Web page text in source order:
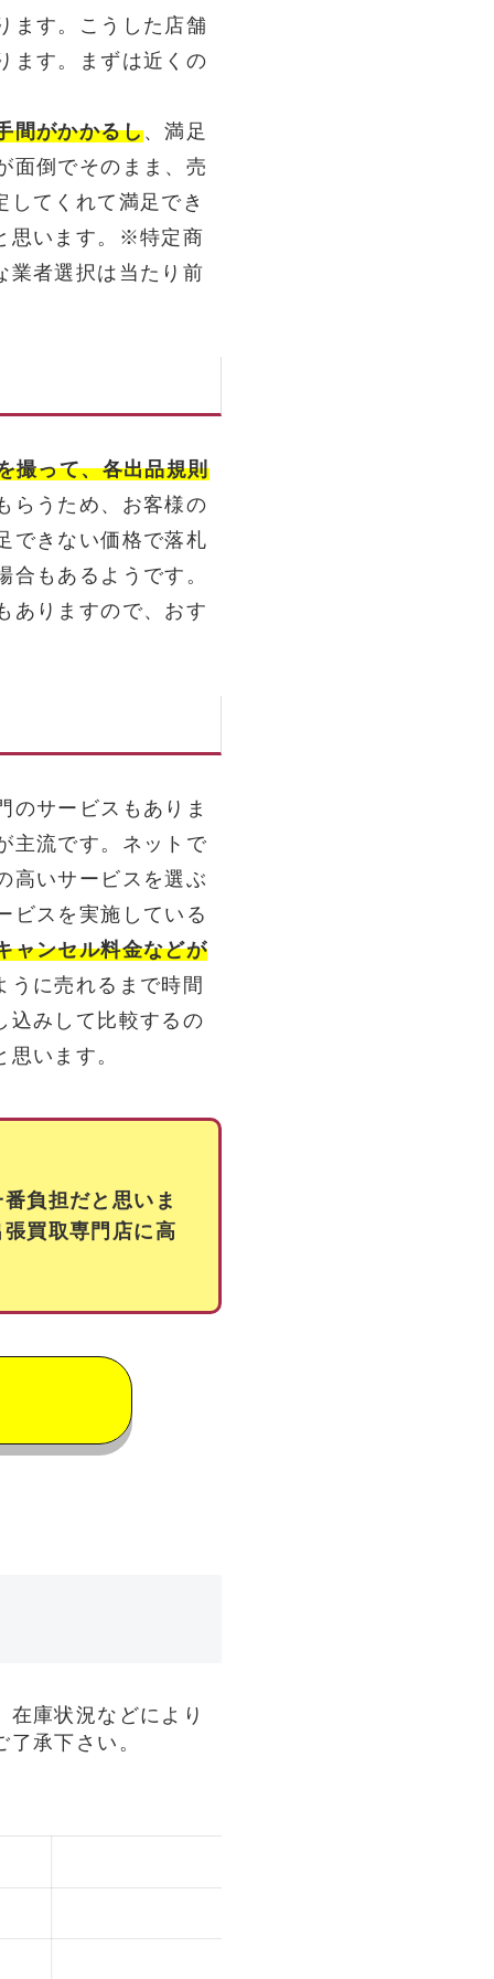
ます。こうした店舗
ます。まずは近くの
間がかかるし、満足
面倒でそのまま、売
てくれて満足でき
思います。※特定商
業者選択は当たり前
撮って、各出品規則
らうため、お客様の
できない価格で落札
もあるようです。
ありますので、おす
のサービスもありま
主流です。ネットで
高いサービスを選ぶ
ビスを実施している
ャンセル料金などが
うに売れるまで時間
込みして比較するの
います。
負担だと思いま
買取専門店に高
庫状況などにより
承下さい。